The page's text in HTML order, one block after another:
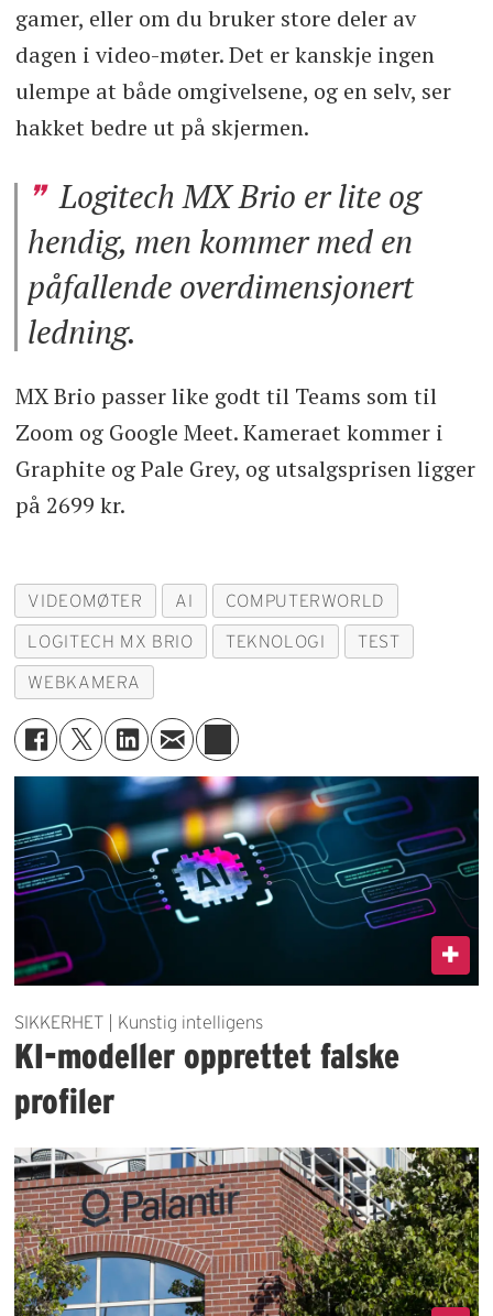
gamer, eller om du bruker store deler av
dagen i video-møter. Det er kanskje ingen
ulempe at både omgivelsene, og en selv, ser
hakket bedre ut på skjermen.
Logitech MX Brio er lite og
hendig, men kommer med en
påfallende overdimensjonert
ledning.
MX Brio passer like godt til Teams som til
Zoom og Google Meet. Kameraet kommer i
Graphite og Pale Grey, og utsalgsprisen ligger
på 2699 kr.
VIDEOMØTER AI COMPUTERWORLD
LOGITECH MX BRIO TEKNOLOGI TEST
WEBKAMERA
SIKKERHET | Kunstig intelligens
KI-modeller opprettet falske
profiler